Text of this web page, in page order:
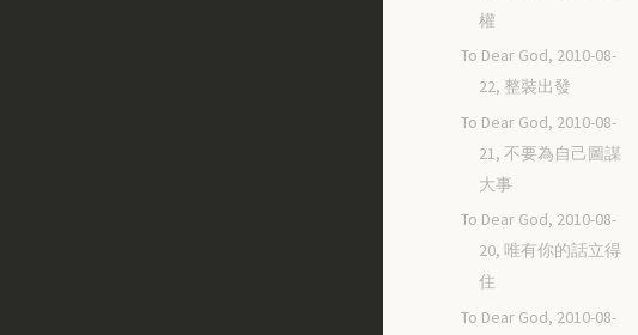
權
To Dear God, 2010-08-
22, 整裝出發
To Dear God, 2010-08-
21, 不要為自己圖謀
大事
To Dear God, 2010-08-
20, 唯有你的話立得
住
To Dear God, 2010-08-